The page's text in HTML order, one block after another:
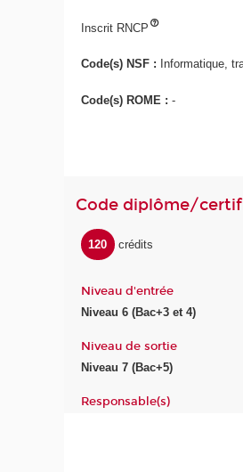
Inscrit RNCP
Code(s) NSF : Informatique,
Code(s) ROME :-
Code diplôme/
120 crédits
Niveau d'entrée
Niveau 6 (Bac+3 et 4)
Niveau de sortie
Niveau 7 (Bac+5)
Responsable(s)